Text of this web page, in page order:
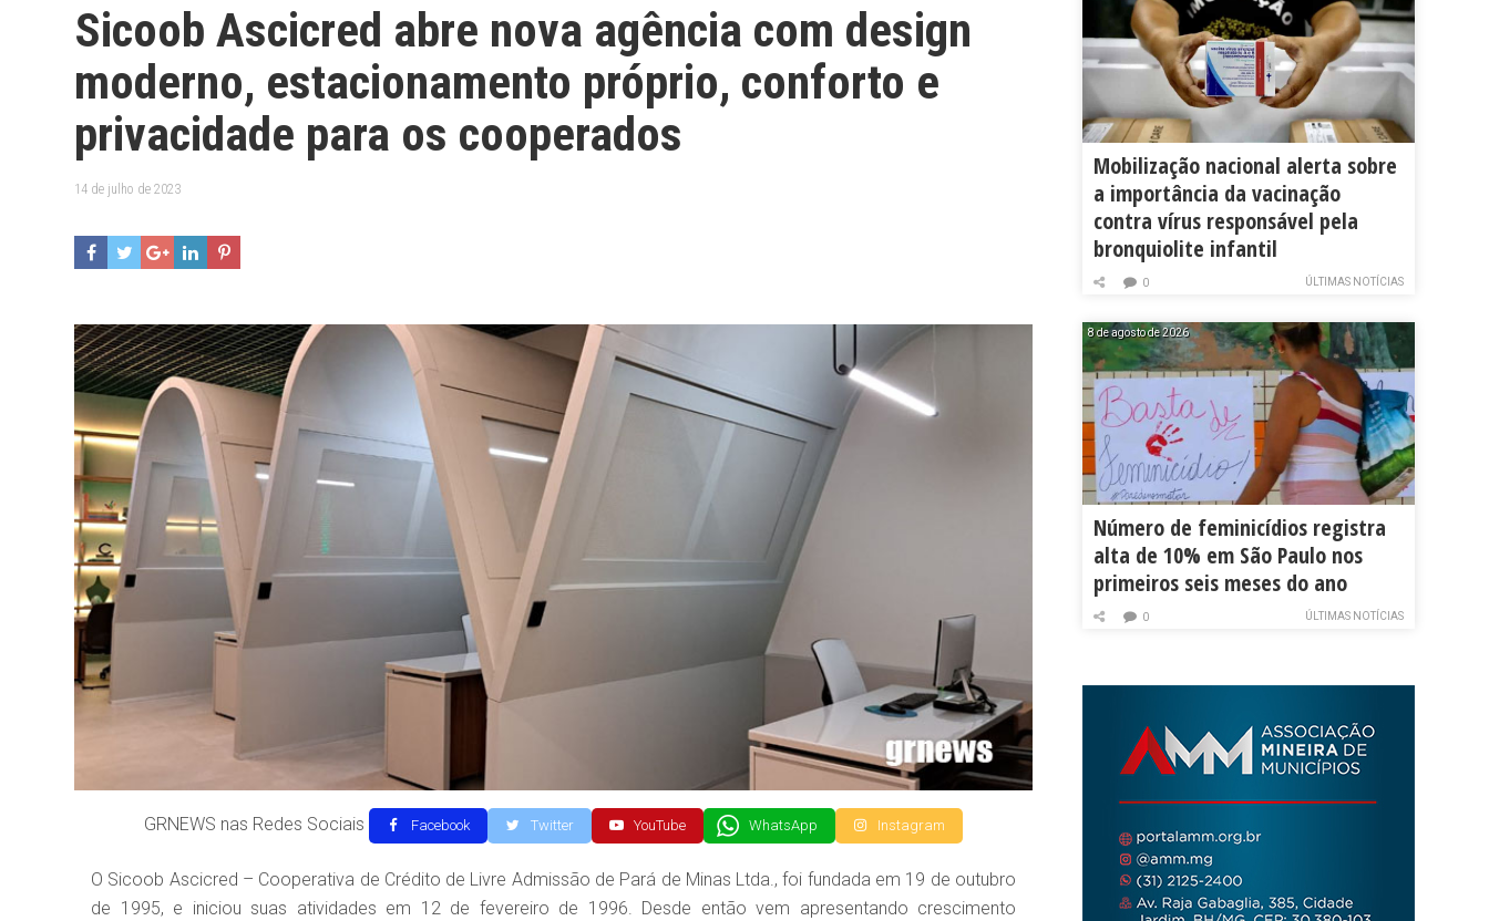
Sicoob Ascicred abre nova agência com design
moderno, estacionamento próprio, conforto e
privacidade para os cooperados
14 de julho de 2023
GRNEWS nas Redes Sociais Facebook Twitter YouTube WhatsApp Instagram
O Sicoob Ascicred – Cooperativa de Crédito de Livre Admissão de Pará de Minas Ltda., foi fundada em 19 de outubro
de 1995, e iniciou suas atividades em 12 de fevereiro de 1996. Desde então vem apresentando crescimento
Mobilização nacional alerta sobre
a importância da vacinação
contra vírus responsável pela
bronquiolite infantil
ÚLTIMAS NOTÍCIAS
0
8 de agosto de 2026
Número de feminicídios registra
alta de 10% em São Paulo nos
primeiros seis meses do ano
ÚLTIMAS NOTÍCIAS
0